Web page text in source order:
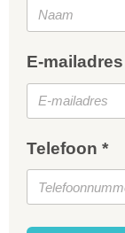
E-
Telefoon *